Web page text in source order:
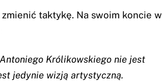
taktykę. Na swoim koncie w
Królikowskiego nie jest
jedynie wizją artystyczną.